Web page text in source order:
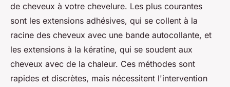
de cheveux à votre chevelure. Les plus courantes
sont les extensions adhésives, qui se collent à la
racine des cheveux avec une bande autocollante, et
les extensions à la kératine, qui se soudent aux
cheveux avec de la chaleur. Ces méthodes sont
rapides et discrètes, mais nécessitent l'intervention